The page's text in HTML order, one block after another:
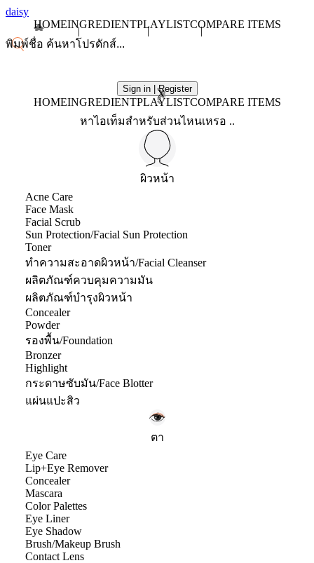
daisy
HOMEINGREDIENTPLAYLISTCOMPARE ITEMS
Sign in | Register
X
HOMEINGREDIENTPLAYLISTCOMPARE ITEMS
หาไอเท็มสำหรับส่วนไหนเหรอ ..
ผิวหน้า
Acne Care
Face Mask
Facial Scrub
Sun Protection/Facial Sun Protection
Toner
ทำความสะอาดผิวหน้า/Facial Cleanser
ผลิตภัณฑ์ควบคุมความมัน
ผลิตภัณฑ์บำรุงผิวหน้า
Concealer
Powder
รองพื้น/Foundation
Bronzer
Highlight
กระดาษซับมัน/Face Blotter
แผ่นแปะสิว
ตา
Eye Care
Lip+Eye Remover
Concealer
Mascara
Color Palettes
Eye Liner
Eye Shadow
Brush/Makeup Brush
Contact Lens